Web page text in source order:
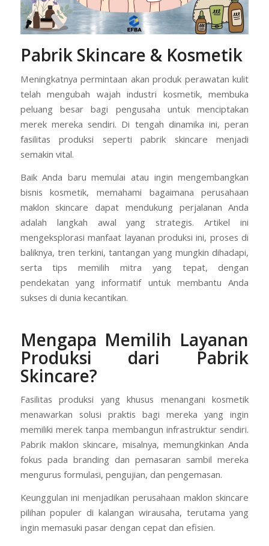
Pabrik Skincare & Kosmetik
Meningkatnya permintaan akan produk perawatan kulit
telah mengubah wajah industri kosmetik, membuka
peluang besar bagi pengusaha untuk menciptakan
merek mereka sendiri. Di tengah dinamika ini, peran
fasilitas produksi seperti pabrik skincare menjadi
semakin vital.
Baik Anda baru memulai atau ingin mengembangkan
bisnis kosmetik, memahami bagaimana perusahaan
maklon skincare dapat mendukung perjalanan Anda
adalah langkah awal yang strategis. Artikel ini
mengeksplorasi manfaat layanan produksi ini, proses di
baliknya, tren terkini, tantangan yang mungkin dihadapi,
serta tips memilih mitra yang tepat, dengan
pendekatan yang informatif untuk membantu Anda
sukses di dunia kecantikan.
Mengapa Memilih Layanan
Produksi dari Pabrik
Skincare?
Fasilitas produksi yang khusus menangani kosmetik
menawarkan solusi praktis bagi mereka yang ingin
memiliki merek tanpa membangun infrastruktur sendiri.
Pabrik maklon skincare, misalnya, memungkinkan Anda
fokus pada branding dan pemasaran sambil mereka
mengurus formulasi, pengujian, dan pengemasan.
Keunggulan ini menjadikan perusahaan maklon skincare
pilihan populer di kalangan wirausaha, terutama yang
ingin memasuki pasar dengan cepat dan efisien.